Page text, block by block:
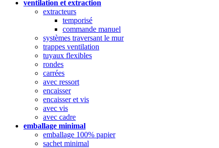
ventilation et extraction
extracteurs
temporisé
commande manuel
systèmes traversant le mur
trappes ventilation
tuyaux flexibles
rondes
carrées
avec ressort
encaisser
encaisser et vis
avec vis
avec cadre
emballage minimal
emballage 100% papier
sachet minimal